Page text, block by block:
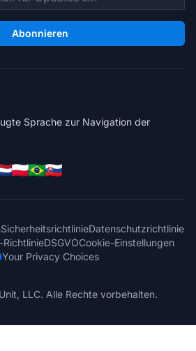
Abonnieren
Sprache zur Navigation der
SicherheitsrichtlinieDatenschutzrichtlinie
DSGVOCookie-Einstellungen
Your Privacy Choices
LLC. Alle Rechte vorbehalten.